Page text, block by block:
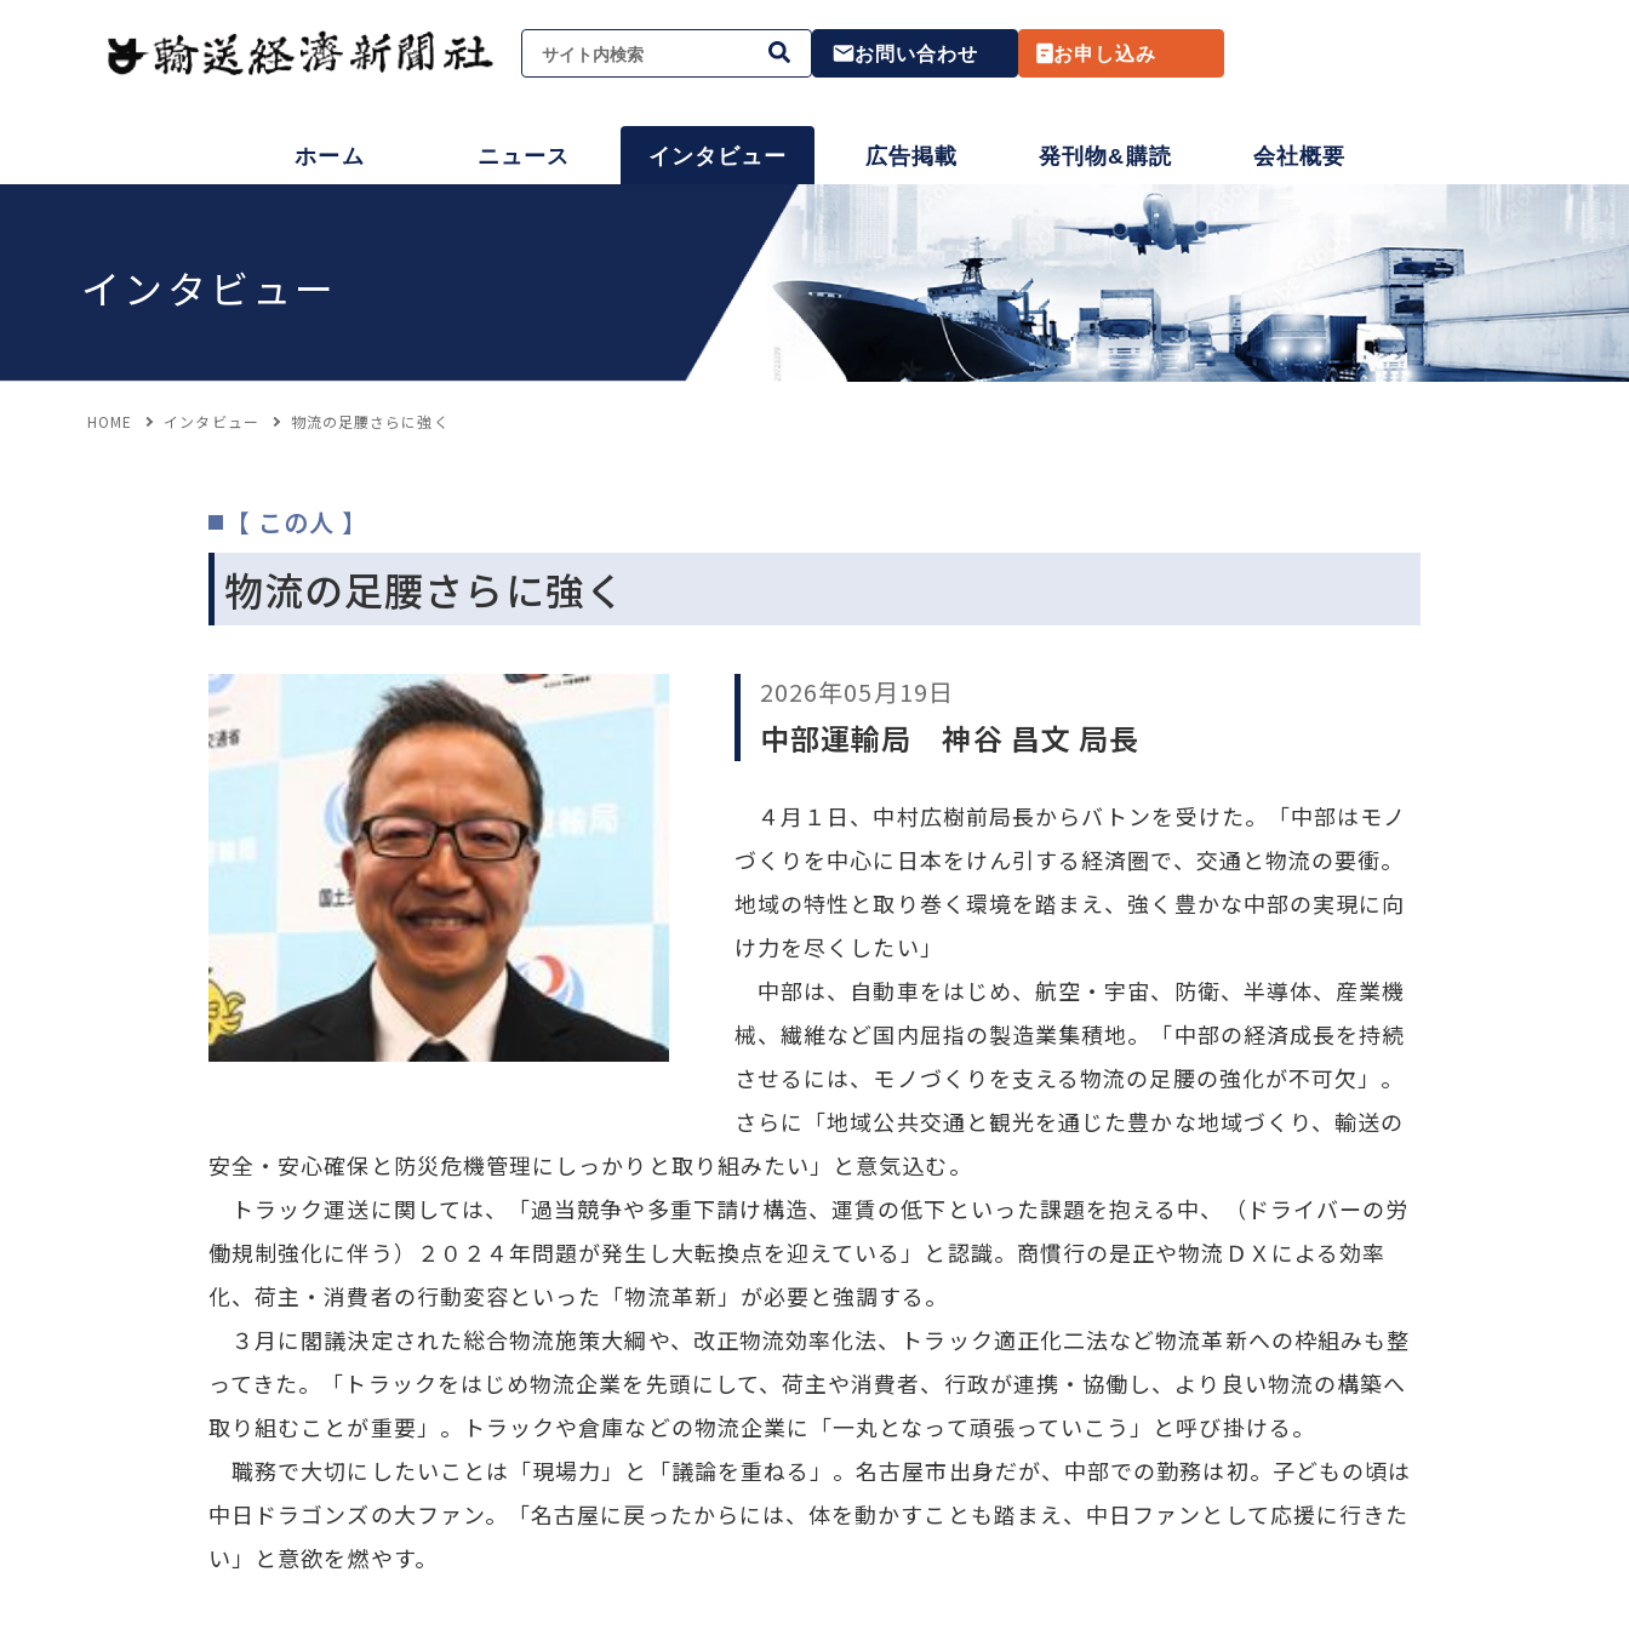
お問い合わせ お申し込み
ホーム ニュース インタビュー 広告掲載 発刊物&購読 会社概要
インタビュー
HOME インタビュー 物流の足腰さらに強く
【 この人 】
物流の足腰さらに強く
2026年05月19日
中部運輸局 神谷 昌文 局長
４月１日、中村広樹前局長からバトンを受けた。「中部はモノ
づくりを中心に日本をけん引する経済圏で、交通と物流の要衝。
地域の特性と取り巻く環境を踏まえ、強く豊かな中部の実現に向
け力を尽くしたい」
中部は、自動車をはじめ、航空・宇宙、防衛、半導体、産業機
械、繊維など国内屈指の製造業集積地。「中部の経済成長を持続
させるには、モノづくりを支える物流の足腰の強化が不可欠」。
さらに「地域公共交通と観光を通じた豊かな地域づくり、輸送の
安全・安心確保と防災危機管理にしっかりと取り組みたい」と意気込む。
トラック運送に関しては、「過当競争や多重下請け構造、運賃の低下といった課題を抱える中、（ドライバーの労
働規制強化に伴う）２０２４年問題が発生し大転換点を迎えている」と認識。商慣行の是正や物流ＤＸによる効率
化、荷主・消費者の行動変容といった「物流革新」が必要と強調する。
３月に閣議決定された総合物流施策大綱や、改正物流効率化法、トラック適正化二法など物流革新への枠組みも整
ってきた。「トラックをはじめ物流企業を先頭にして、荷主や消費者、行政が連携・協働し、より良い物流の構築へ
取り組むことが重要」。トラックや倉庫などの物流企業に「一丸となって頑張っていこう」と呼び掛ける。
職務で大切にしたいことは「現場力」と「議論を重ねる」。名古屋市出身だが、中部での勤務は初。子どもの頃は
中日ドラゴンズの大ファン。「名古屋に戻ったからには、体を動かすことも踏まえ、中日ファンとして応援に行きた
い」と意欲を燃やす。